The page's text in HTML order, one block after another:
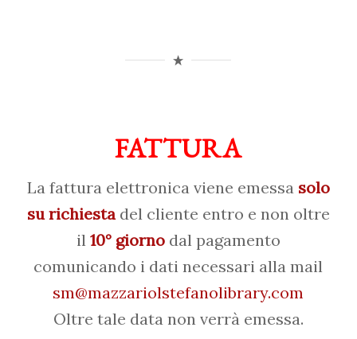
FATTURA
La fattura elettronica viene emessasolo
su richiestadel cliente entro e non oltre
il 10° giornodal pagamento
comunicando i dati necessari alla mail
sm@mazzariolstefanolibrary.com
Oltre tale data non verrà emessa.